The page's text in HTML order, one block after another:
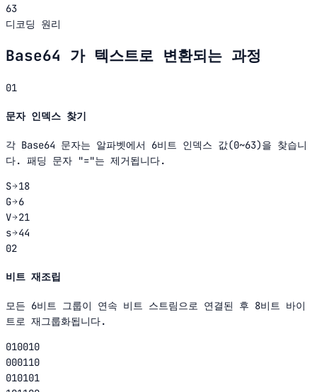
63
디코딩 원리
Base64 가 텍스트로 변환되는 과정
01
문자 인덱스 찾기
각 Base64 문자는 알파벳에서 6비트 인덱스 값(0~63)을 찾습니
다. 패딩 문자 "="는 제거됩니다.
S
18
G
6
V
21
s
44
02
비트 재조립
모든 6비트 그룹이 연속 비트 스트림으로 연결된 후 8비트 바이
트로 재그룹화됩니다.
010010
000110
010101